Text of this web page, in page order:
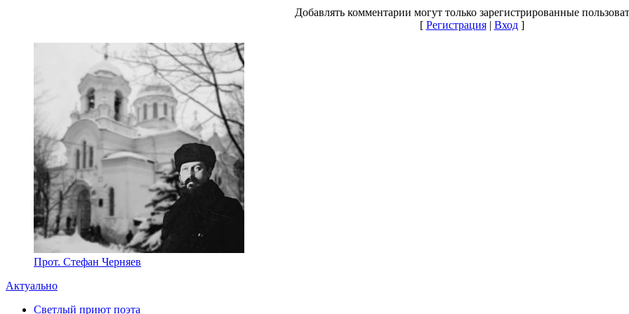
Добавлять комментарии могут только зарегистрированные
[ Регистрация| Вход]
Прот. Стефан Черняев
Актуально
Светлый приют поэта